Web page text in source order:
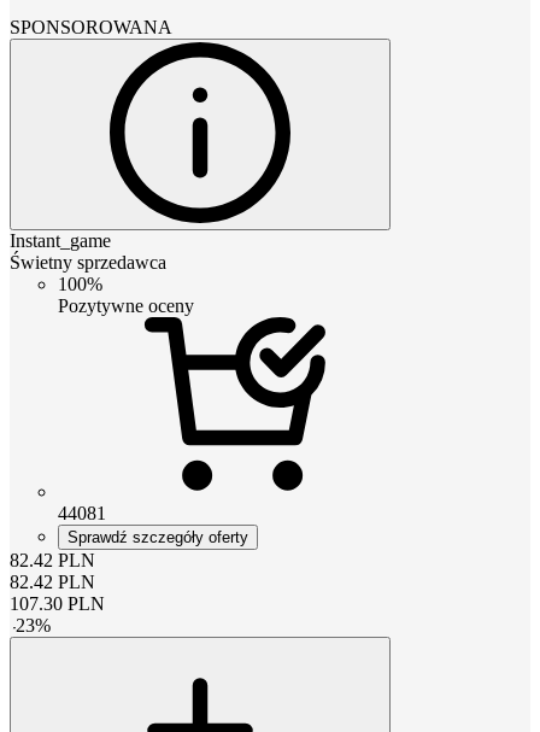
SPONSOROWANA
Instant_game
Świetny sprzedawca
100%
Pozytywne oceny
44081
Sprawdź szczegóły oferty
82.42 PLN
82.42 PLN
107.30 PLN
-23%